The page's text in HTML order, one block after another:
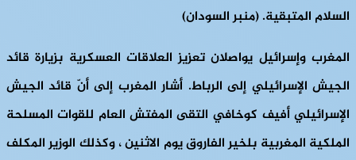
السلام المتبقية. (منبر السودان)
المغرب وإسرائيل يواصلان تعزيز العلاقات العسكرية بزيارة قائد
الجيش الإسرائيلي إلى الرباط. أشار المغرب إلى أنّ قائد الجيش
الإسرائيلي أفيف كوخافي التقى المفتش العام للقوات المسلحة
الملكية المغربية بلخير الفاروق يوم الاثنين ، وكذلك الوزير المكلف